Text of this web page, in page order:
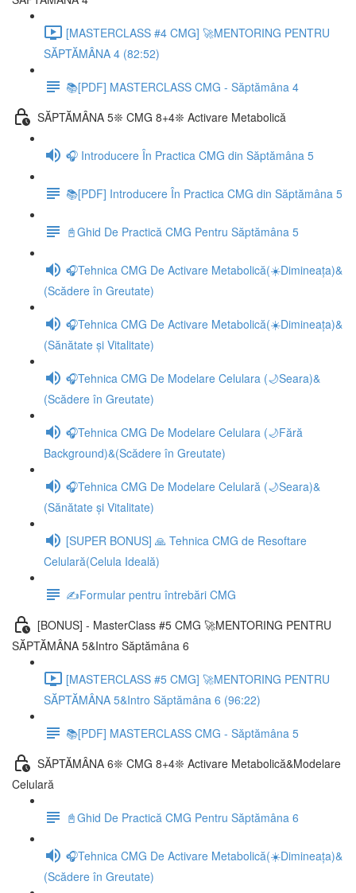
[MASTERCLASS #4 CMG] 🚀MENTORING PENTRU
SĂPTĂMÂNA 4 (82:52)
📚[PDF] MASTERCLASS CMG - Săptămâna 4
SĂPTĂMÂNA 5❊ CMG 8+4❊ Activare Metabolică
🎧 Introducere În Practica CMG din Săptămâna 5
📚[PDF] Introducere În Practica CMG din Săptămâna 5
📓Ghid De Practică CMG Pentru Săptămâna 5
🎧Tehnica CMG De Activare Metabolică(☀️Dimineața)&
(Scădere în Greutate)
🎧Tehnica CMG De Activare Metabolică(☀️Dimineața)&
(Sănătate și Vitalitate)
🎧Tehnica CMG De Modelare Celulara (🌙Seara)&
(Scădere în Greutate)
🎧Tehnica CMG De Modelare Celulara (🌙Fără
Background)&(Scădere în Greutate)
🎧Tehnica CMG De Modelare Celulară (🌙Seara)&
(Sănătate și Vitalitate)
[SUPER BONUS] 🙏 Tehnica CMG de Resoftare
Celulară(Celula Ideală)
✍️Formular pentru întrebări CMG
[BONUS] - MasterClass #5 CMG 🚀MENTORING PENTRU
SĂPTĂMÂNA 5&Intro Săptămâna 6
[MASTERCLASS #5 CMG] 🚀MENTORING PENTRU
SĂPTĂMÂNA 5&Intro Săptămâna 6 (96:22)
📚[PDF] MASTERCLASS CMG - Săptămâna 5
SĂPTĂMÂNA 6❊ CMG 8+4❊ Activare Metabolică&Modelare
Celulară
📓Ghid De Practică CMG Pentru Săptămâna 6
🎧Tehnica CMG De Activare Metabolică(☀️Dimineața)&
(Scădere în Greutate)